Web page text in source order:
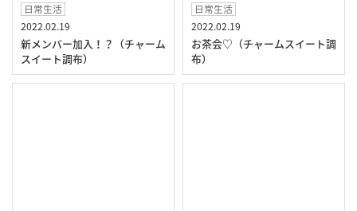
日常生活
2022.02.19
新メンバー加入！？（チャーム
スイート調布）
日常生活
2022.02.19
お茶会♡（チャームスイート調
布）